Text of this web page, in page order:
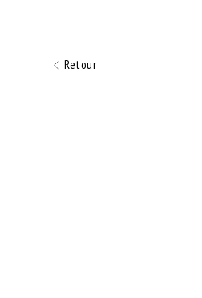
Retour